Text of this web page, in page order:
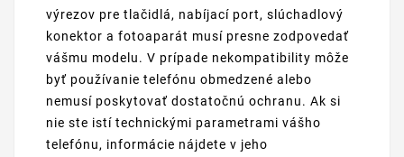
výrezov pre tlačidlá, nabíjací port, slúchadlový
konektor a fotoaparát musí presne zodpovedať
vášmu modelu. V prípade nekompatibility môže
byť používanie telefónu obmedzené alebo
nemusí poskytovať dostatočnú ochranu. Ak si
nie ste istí technickými parametrami vášho
telefónu, informácie nájdete v jeho